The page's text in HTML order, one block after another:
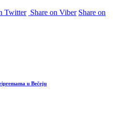
Twitter Share on Viber Share on
u Bečeju